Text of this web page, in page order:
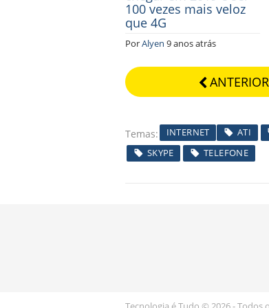
100 vezes mais veloz
que 4G
PorAlyen 9 anos atrás
ANTERIOR
Temas INTERNET ATI
SKYPE
TELEFONE